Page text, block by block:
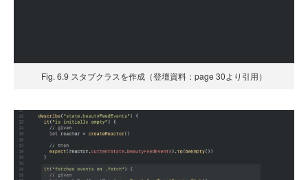
Fig. 6.9 スタブクラスを作成（登壇資料：page 30より引用）